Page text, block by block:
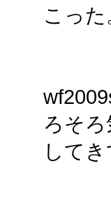
こった
ろそ
して